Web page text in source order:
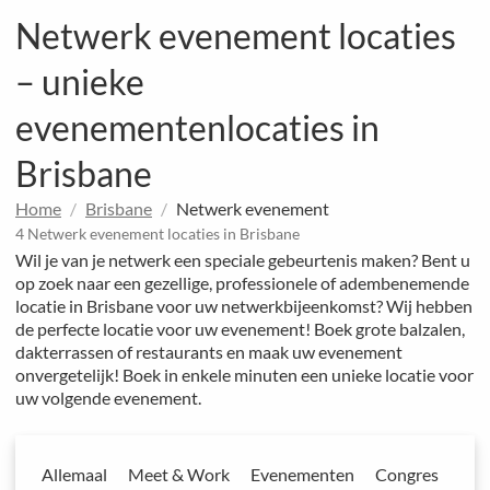
Netwerk evenement locaties
– unieke
evenementenlocaties in
Brisbane
Home Brisbane Netwerk evenement
4 Netwerk evenement locaties in Brisbane
Wil je van je netwerk een speciale gebeurtenis maken? Bent u
op zoek naar een gezellige, professionele of adembenemende
locatie in Brisbane voor uw netwerkbijeenkomst? Wij hebben
de perfecte locatie voor uw evenement! Boek grote balzalen,
dakterrassen of restaurants en maak uw evenement
onvergetelijk! Boek in enkele minuten een unieke locatie voor
uw volgende evenement.
Allemaal Meet & Work Evenementen Congres